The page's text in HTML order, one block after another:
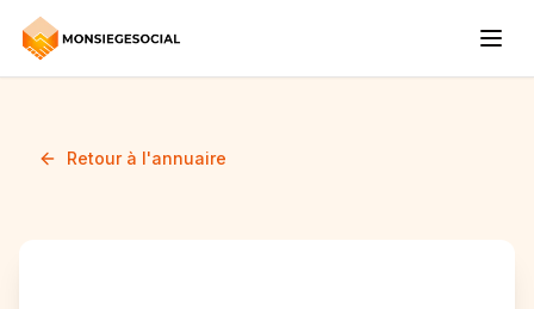
Retour à l'annuaire